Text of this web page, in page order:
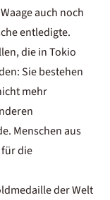
auch noch
entledigte.
die in Tokio
Sie bestehen
mehr
Menschen aus
die
der Welt